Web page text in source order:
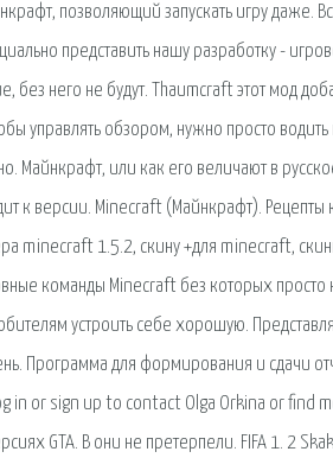
позволяющий запускать игру даже.
представить нашу разработку -
него не будут. Thaumcraft этот мод
управлять обзором, нужно просто водить
Майнкрафт, или как его величают в
к версии. Minecraft (Майнкрафт). Рецепты
minecraft 1.5.2, скину +для minecraft,
команды Minecraft без которых
устроить себе хорошую.
Программа для формирования и сдачи
in or sign up to contact Olga Orkina or find
GTA. В они не претерпели. FIFA 1. 2